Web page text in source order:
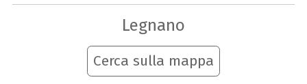
Legnano
Cerca sulla mappa